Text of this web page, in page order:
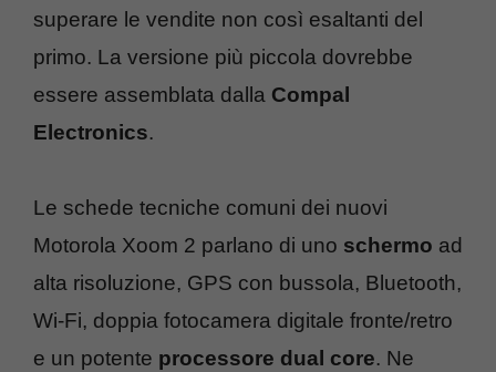
superare le vendite non così esaltanti del
primo. La versione più piccola dovrebbe
essere assemblata dalla Compal
Electronics.
Le schede tecniche comuni dei nuovi
Motorola Xoom 2 parlano di uno schermo ad
alta risoluzione, GPS con bussola, Bluetooth,
Wi-Fi, doppia fotocamera digitale fronte/retro
e un potente processore dual core. Ne